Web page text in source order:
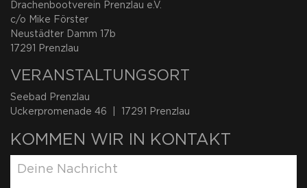
Drachenbootverein Prenzlau e.V.
c/o Mike Förster
Neustädter Damm 17b
17291 Prenzlau
VERANSTALTUNGSORT
Seebad Prenzlau
Uckerpromenade 46 | 17291 Prenzlau
KOMMEN WIR IN KONTAKT